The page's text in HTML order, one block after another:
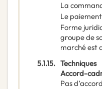
La
Le
Forme
groupe de
marché est
5.1.15. Techniques
Accord-
Pas